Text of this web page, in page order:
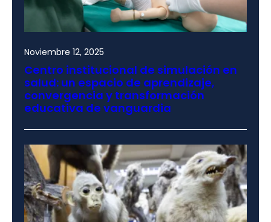
Noviembre 12, 2025
Centro institucional de simulación en
salud: un espacio de aprendizaje,
convergencia y transformación
educativa de vanguardia